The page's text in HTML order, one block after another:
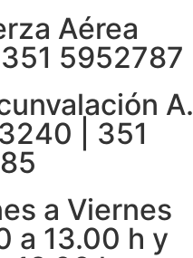
Aérea
5952787
A.
| 351
a Viernes
a 13.00 h y